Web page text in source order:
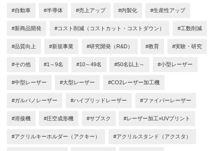
#自動車 #半導体 #売上アップ #内製化 #生産性アップ
#新商品開発 #コスト削減（コストカット・コストダウン） #工数削減
#品質向上 #新規事業 #研究開発（R&D） #教育 #実験・研究
#その他 #1～9名 #10～49名 #50名以上～ #小型レーザー
#中型レーザー #大型レーザー #CO2レーザー加工機
#ガルバノレーザー #ハイブリッドレーザー #ファイバーレーザー
#溶接機 #圧空成形機 #サブスク #レーザー加工×UVプリント
#アクリルキーホルダー（アクキー） #アクリルスタンド（アクスタ）